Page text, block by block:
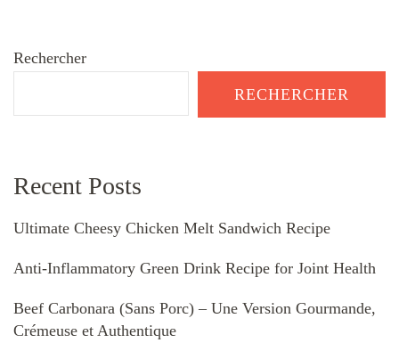
Rechercher
RECHERCHER
Recent Posts
Ultimate Cheesy Chicken Melt Sandwich Recipe
Anti-Inflammatory Green Drink Recipe for Joint Health
Beef Carbonara (Sans Porc) – Une Version Gourmande,
Crémeuse et Authentique